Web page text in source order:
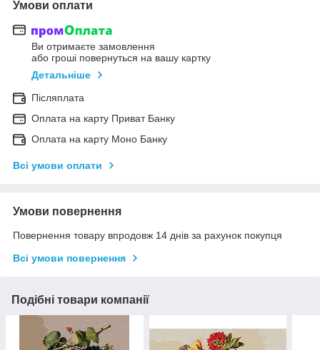
Умови оплати
Ви отримаєте замовлення
або гроші повернуться на вашу картку
Детальніше
Післяплата
Оплата на карту Приват Банку
Оплата на карту Моно Банку
Всі умови оплати
Умови повернення
Повернення товару впродовж 14 днів за рахунок покупця
Всі умови повернення
Подібні товари компанії